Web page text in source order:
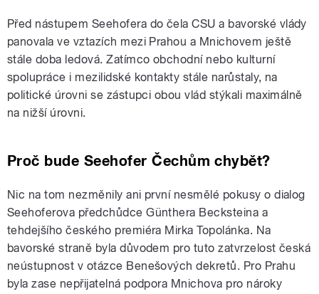
Před nástupem Seehofera do čela CSU a bavorské vlády
panovala ve vztazích mezi Prahou a Mnichovem ještě
stále doba ledová. Zatímco obchodní nebo kulturní
spolupráce i mezilidské kontakty stále narůstaly, na
politické úrovni se zástupci obou vlád stýkali maximálně
na nižší úrovni.
Proč bude Seehofer Čechům chybět?
Nic na tom nezměnily ani první nesmělé pokusy o dialog
Seehoferova předchůdce Günthera Becksteina a
tehdejšího českého premiéra Mirka Topolánka. Na
bavorské straně byla důvodem pro tuto zatvrzelost česká
neústupnost v otázce Benešových dekretů. Pro Prahu
byla zase nepřijatelná podpora Mnichova pro nároky